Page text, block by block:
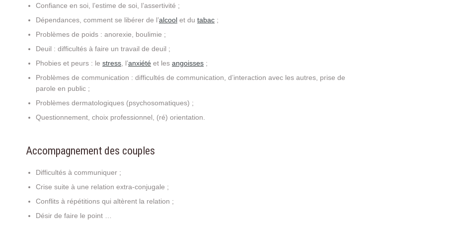
Confiance en soi, l’estime de soi, l’assertivité ;
Dépendances, comment se libérer de l’alcool et du tabac ;
Problèmes de poids : anorexie, boulimie ;
Deuil : difficultés à faire un travail de deuil ;
Phobies et peurs : le stress , l’anxiété et les angoisses ;
Problèmes de communication : difficultés de communication, d’interaction avec les autres, prise de
parole en public ;
Problèmes dermatologiques (psychosomatiques) ;
Questionnement, choix professionnel, (ré) orientation.
Accompagnement des couples
Difficultés à communiquer ;
Crise suite à une relation extra-conjugale ;
Conflits à répétitions qui altèrent la relation ;
Désir de faire le point …